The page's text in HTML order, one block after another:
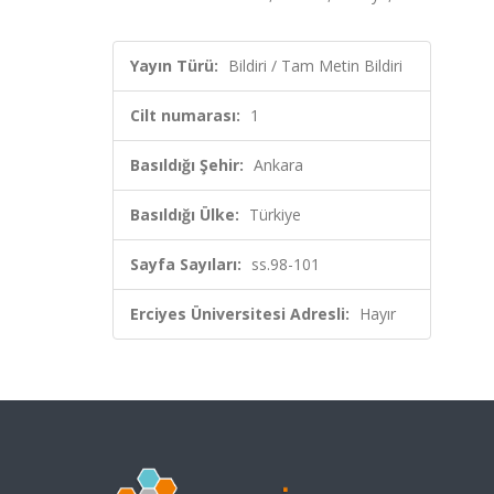
Yayın Türü: Bildiri / Tam Metin Bildiri
Cilt numarası: 1
Basıldığı Şehir: Ankara
Basıldığı Ülke: Türkiye
Sayfa Sayıları: ss.98-101
Erciyes Üniversitesi Adresli: Hayır